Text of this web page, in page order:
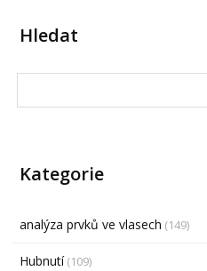
Hledat
Kategorie
analýza prvků ve vlasech (149)
Hubnutí(109)